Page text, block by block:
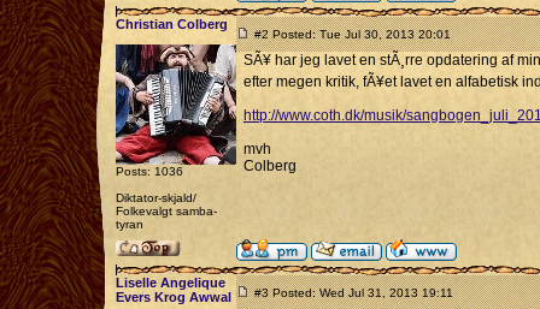
Christian Colberg
Posts: 1036
Diktator-skjald/
Folkevalgt samba-
tyran
#2 Posted: Tue Jul 30, 2013 20:01
SÃ¥ har jeg lavet en stÃ¸rre opdatering af
efter megen kritik, fÃ¥et lavet en alfabetisk
http://www.coth.dk/musik/
mvh
Colberg
Liselle Angelique
Evers Krog Awwal
#3 Posted: Wed Jul 31, 2013 19:11